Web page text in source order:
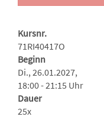
Kursnr.
71RI40417O
Beginn
Di., 26.01.2027,
18:00 - 21:15 Uhr
Dauer
25x